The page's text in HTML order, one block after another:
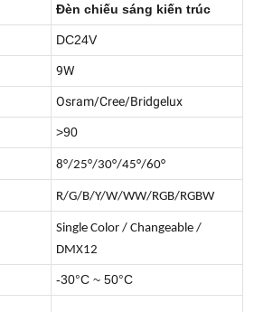
Đèn chiếu sáng kiến trúc
DC24V
9W
Osram/Cree/Bridgelux
>90
8°/25°/30°/45°/60°
R/G/B/Y/W/WW/RGB/RGBW
Single Color / Changeable /
DMX12
-30°C ~ 50°C